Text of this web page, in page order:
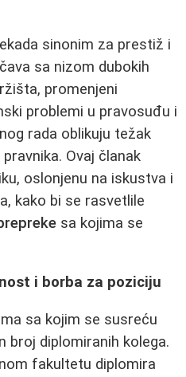
sinonim za prestiž i
sa nizom dubokih
promenjeni
problemi u pravosuđu i
rada oblikuju težak
Ovaj članak
oslonjenu na iskustva i
kako bi se rasvetlile
sa kojima se
i borba za poziciju
sa kojim se susreću
broj diplomiranih kolega.
fakultetu diplomira